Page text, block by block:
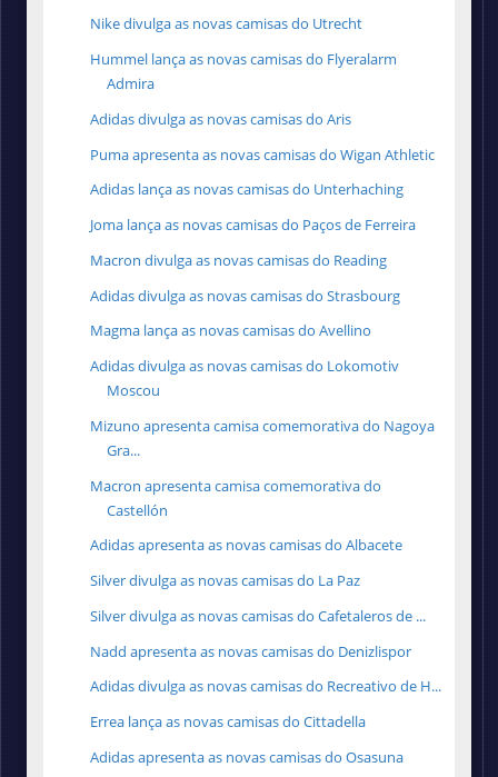
Nike divulga as novas camisas do Utrecht
Hummel lança as novas camisas do Flyeralarm
Admira
Adidas divulga as novas camisas do Aris
Puma apresenta as novas camisas do Wigan Athletic
Adidas lança as novas camisas do Unterhaching
Joma lança as novas camisas do Paços de Ferreira
Macron divulga as novas camisas do Reading
Adidas divulga as novas camisas do Strasbourg
Magma lança as novas camisas do Avellino
Adidas divulga as novas camisas do Lokomotiv
Moscou
Mizuno apresenta camisa comemorativa do Nagoya
Gra...
Macron apresenta camisa comemorativa do
Castellón
Adidas apresenta as novas camisas do Albacete
Silver divulga as novas camisas do La Paz
Silver divulga as novas camisas do Cafetaleros de ...
Nadd apresenta as novas camisas do Denizlispor
Adidas divulga as novas camisas do Recreativo de H...
Errea lança as novas camisas do Cittadella
Adidas apresenta as novas camisas do Osasuna